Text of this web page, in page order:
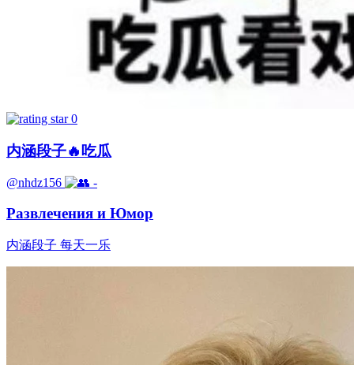
0
内涵段子🔥吃瓜
@nhdz156 -
Развлечения и Юмор
内涵段子 每天一乐